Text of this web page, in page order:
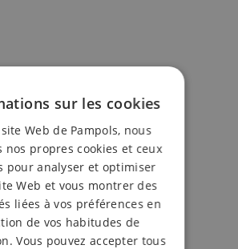
sur les cookies
Web de Pampols, nous
nos propres cookies et ceux
pour analyser et optimiser
Web et vous montrer des
liées à vos préférences en
de vos habitudes de
Vous pouvez accepter tous